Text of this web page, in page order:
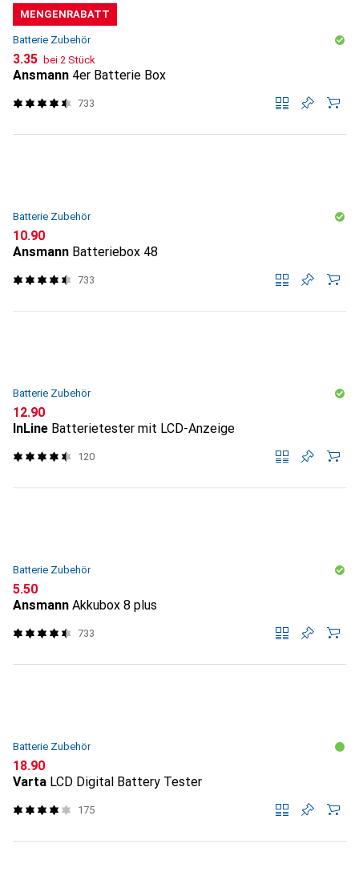
MENGENRABATT
Batterie Zubehör
CHF
3.35 bei 2 Stück
Ansmann 4er Batterie Box
733
Batterie Zubehör
CHF
10.90
Ansmann Batteriebox 48
733
Batterie Zubehör
CHF
12.90
InLine Batterietester mit LCD-Anzeige
120
Batterie Zubehör
CHF
5.50
Ansmann Akkubox 8 plus
733
Batterie Zubehör
CHF
18.90
Varta LCD Digital Battery Tester
175